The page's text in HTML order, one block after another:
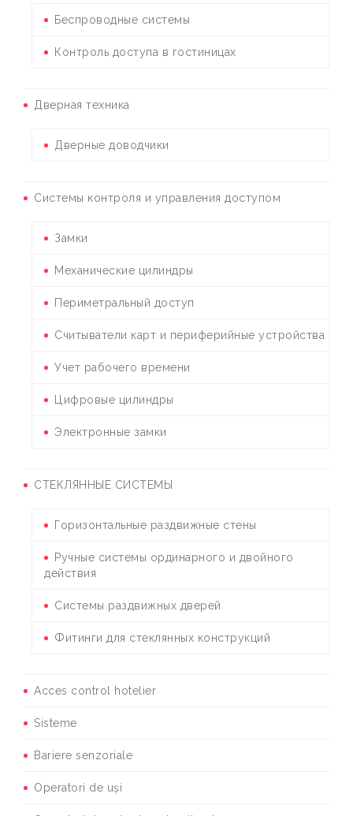
Беспроводные системы
Контроль доступа в гостиницах
Дверная техника
Дверные доводчики
Системы контроля и управления доступом
Замки
Механические цилиндры
Периметральный доступ
Считыватели карт и периферийные устройства
Учет рабочего времени
Цифровые цилиндры
Электронные замки
СТЕКЛЯННЫЕ СИСТЕМЫ
Горизонтальные раздвижные стены
Ручные системы ординарного и двойного
действия
Системы раздвижных дверей
Фитинги для стеклянных конструкций
Acces control hotelier
Sisteme
Bariere senzoriale
Operatori de uși